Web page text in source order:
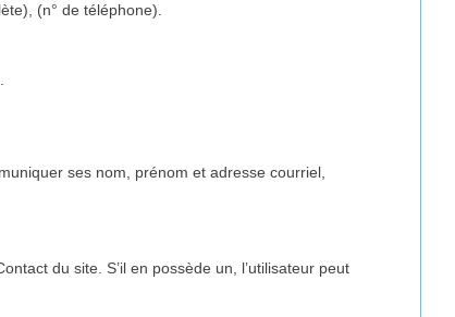
(n° de téléphone).
ses nom, prénom et adresse courriel,
du site. S’il en possède un, l’utilisateur peut